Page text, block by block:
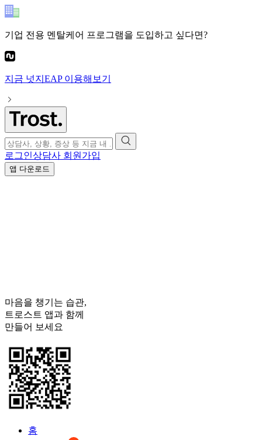
기업 전용 멘탈케어 프로그램을 도입하고 싶다면?
지금 넛지EAP이용해보기
로그인상담사 회원가입
앱 다운로드
마음을 챙기는 습관,
트로스트 앱과 함께
만들어 보세요
홈